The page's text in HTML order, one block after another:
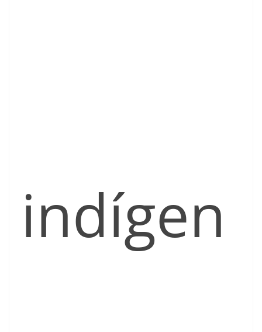
indígen